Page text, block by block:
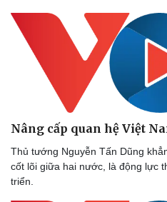
Kinh tế
Bất động sản
Khởi nghiệp
Nâng cấp quan hệ Việt
Thủ tướng Nguyễn Tấn Dũng
cốt lõi giữa hai nước, là động lực
triển.